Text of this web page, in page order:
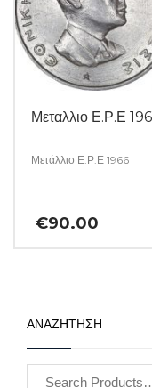
Μεταλλιο Ε.Ρ.Ε
Μετάλλιο Ε.Ρ.Ε 1966
€90.00
ΑΝΑΖΗΤΗΣΗ